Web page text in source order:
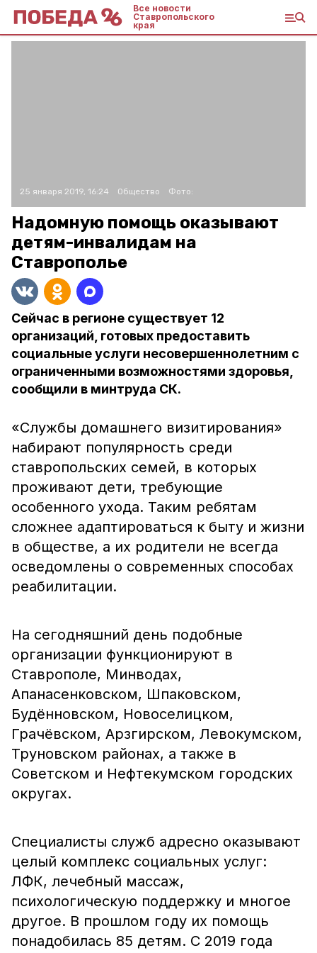
Все новости
Ставропольского
края
25 января 2019, 16:24 Общество Фото:
Надомную помощь оказывают
детям-инвалидам на
Ставрополье
Сейчас в регионе существует 12
организаций, готовых предоставить
социальные услуги несовершеннолетним с
ограниченными возможностями здоровья,
сообщили в минтруда СК.
«Службы домашнего визитирования»
набирают популярность среди
ставропольских семей, в которых
проживают дети, требующие
особенного ухода. Таким ребятам
сложнее адаптироваться к быту и жизни
в обществе, а их родители не всегда
осведомлены о современных способах
реабилитации.
На сегодняшний день подобные
организации функционируют в
Ставрополе, Минводах,
Апанасенковском, Шпаковском,
Будённовском, Новоселицком,
Грачёвском, Арзгирском, Левокумском,
Труновском районах, а также в
Советском и Нефтекумском городских
округах.
Специалисты служб адресно оказывают
целый комплекс социальных услуг:
ЛФК, лечебный массаж,
психологическую поддержку и многое
другое. В прошлом году их помощь
понадобилась 85 детям. С 2019 года